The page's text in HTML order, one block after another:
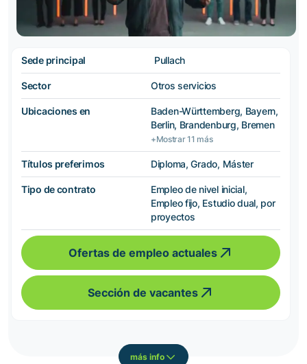
Sede principal Pullach
Sector Otros servicios
Ubicaciones en
Baden-Württemberg, Bayern,
Berlin, Brandenburg, Bremen
+Mostrar 11 más
Títulos preferimos Diploma, Grado, Máster
Tipo de contrato
Empleo de nivel inicial,
Empleo fijo, Estudio dual, por
proyectos
Ofertas de empleo actuales
Sección de vacantes
más info